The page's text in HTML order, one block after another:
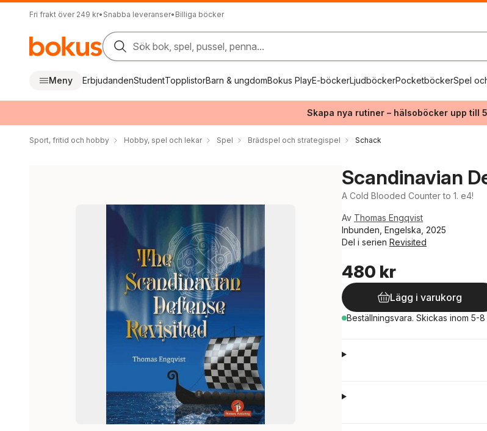
Fri frakt över 249 kr• Snabba leveranser• Billiga böcker
Sök bok, spel, pussel, penna...
Meny ErbjudandenStudentTopplistorBarn & ungdomBokus PlayE-böckerLjudböckerPocketböckerSpel
Skapa nya rutiner – hälsoböcker upp till
Sport, fritid och hobby Hobby, spel och lekar Spel Brädspel och strategispel Schack
Scandinavian
A Cold Blooded Counter to 1. e4!
Av Thomas Engqvist
Inbunden, Engelska, 2025
Del i serien Revisited
480 kr
Lägg i varukorg
Beställningsvara. Skickas inom 5-